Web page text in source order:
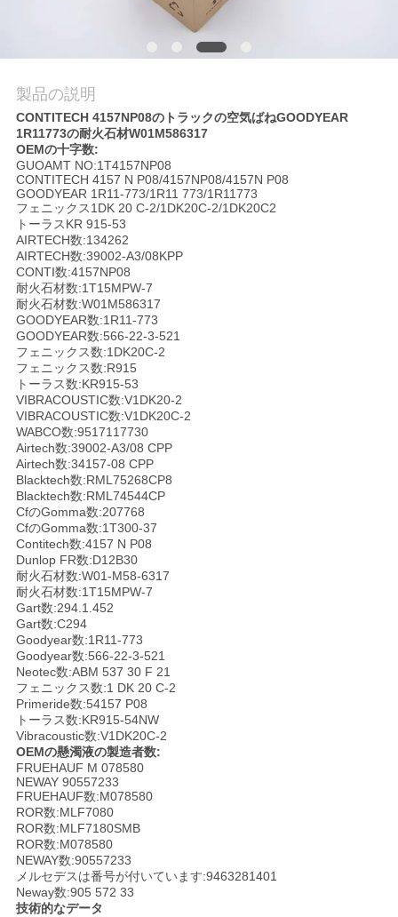
絡
し
な
さ
い
引
用
を
要
求
し
な
さ
い
地
図
PRIVACY
POLICY
製品の説明
CONTITECH 4157NP08のトラックの空気ばねGOODYEAR
1R11773の耐火石材W01M586317
OEMの十字数:
GUOAMT NO:1T4157NP08
CONTITECH 4157 N P08/4157NP08/4157N P08
GOODYEAR 1R11-773/1R11 773/1R11773
フェニックス1DK 20 C-2/1DK20C-2/1DK20C2
トーラスKR 915-53
AIRTECH数:134262
AIRTECH数:39002-A3/08KPP
CONTI数:4157NP08
耐火石材数:1T15MPW-7
耐火石材数:W01M586317
GOODYEAR数:1R11-773
GOODYEAR数:566-22-3-521
フェニックス数:1DK20C-2
フェニックス数:R915
トーラス数:KR915-53
VIBRACOUSTIC数:V1DK20-2
VIBRACOUSTIC数:V1DK20C-2
WABCO数:9517117730
Airtech数:39002-A3/08 CPP
Airtech数:34157-08 CPP
Blacktech数:RML75268CP8
Blacktech数:RML74544CP
CfのGomma数:207768
CfのGomma数:1T300-37
Contitech数:4157 N P08
Dunlop FR数:D12B30
耐火石材数:W01-M58-6317
耐火石材数:1T15MPW-7
Gart数:294.1.452
Gart数:C294
Goodyear数:1R11-773
Goodyear数:566-22-3-521
Neotec数:ABM 537 30 F 21
フェニックス数:1 DK 20 C-2
Primeride数:54157 P08
トーラス数:KR915-54NW
Vibracoustic数:V1DK20C-2
OEMの懸濁液の製造者数:
FRUEHAUF M 078580
NEWAY 90557233
FRUEHAUF数:M078580
ROR数:MLF7080
ROR数:MLF7180SMB
ROR数:M078580
NEWAY数:90557233
メルセデスは番号が付いています:9463281401
Neway数:905 572 33
技術的なデータ